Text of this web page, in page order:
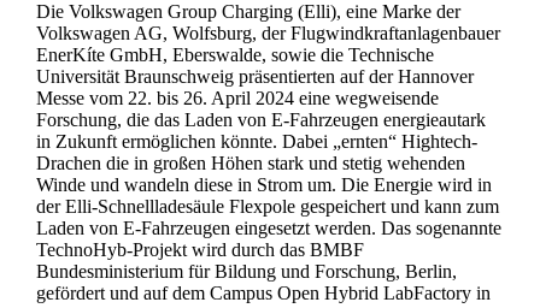
Die Volkswagen Group Charging (Elli), eine Marke der
Volkswagen AG, Wolfsburg, der Flugwindkraftanlagenbauer
EnerKíte GmbH, Eberswalde, sowie die Technische
Universität Braunschweig präsentierten auf der Hannover
Messe vom 22. bis 26. April 2024 eine wegweisende
Forschung, die das Laden von E-Fahrzeugen energieautark
in Zukunft ermöglichen könnte. Dabei „ernten“ Hightech-
Drachen die in großen Höhen stark und stetig wehenden
Winde und wandeln diese in Strom um. Die Energie wird in
der Elli-Schnellladesäule Flexpole gespeichert und kann zum
Laden von E-Fahrzeugen eingesetzt werden. Das sogenannte
TechnoHyb-Projekt wird durch das BMBF
Bundesministerium für Bildung und Forschung, Berlin,
gefördert und auf dem Campus Open Hybrid LabFactory in